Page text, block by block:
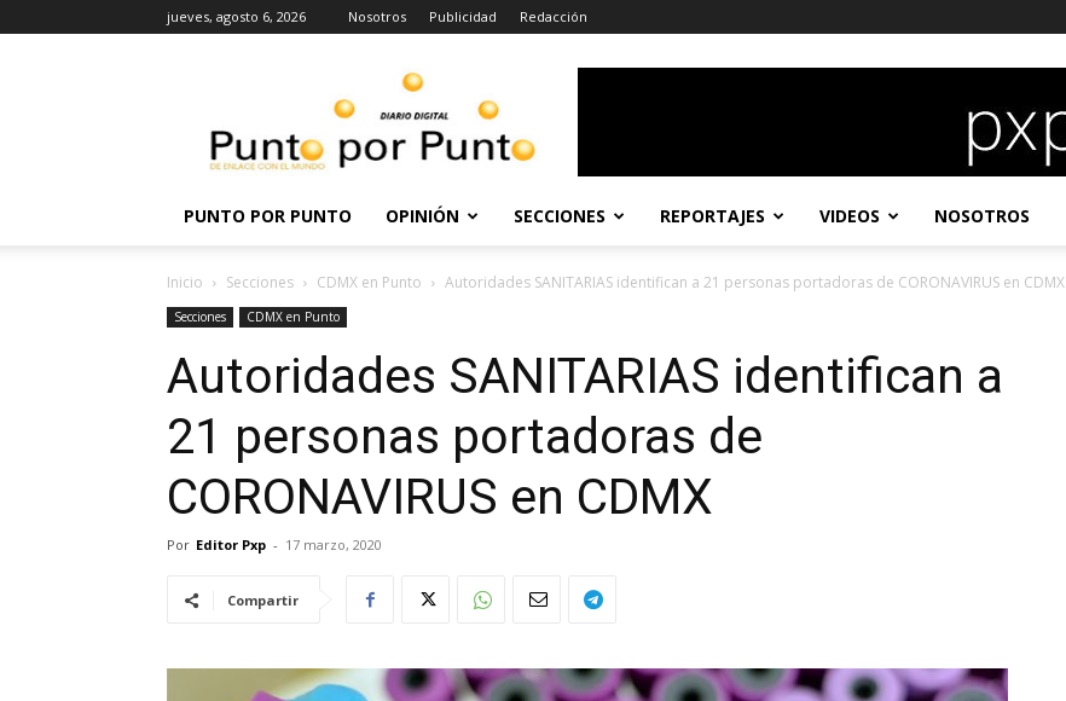
jueves, agosto 6, 2026 Nosotros Publicidad Redacción
Punto
PUNTO POR PUNTO OPINIÓN SECCIONES REPORTAJES VIDEOS NOSOTROS
Inicio Secciones CDMX en Punto Autoridades SANITARIAS identifican a 21 personas portadoras de CORONAVIRUS en CDMX
Secciones CDMX en Punto
Autoridades SANITARIAS identifican a
21 personas portadoras de
CORONAVIRUS en CDMX
Por Editor Pxp - 17 marzo, 2020
Compartir